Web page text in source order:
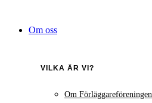
innehållOm oss
VILKA ÄR VI?
Om Förläggareföreningen